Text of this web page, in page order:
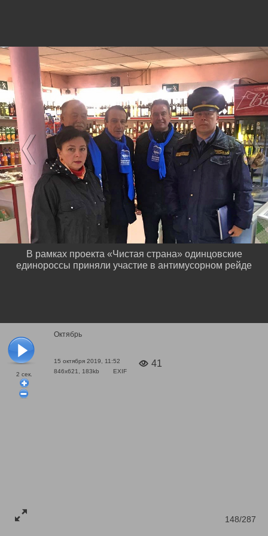
2 сек.
Октябрь
15 октября 2019, 11:52
846x621, 183kb
EXIF
41
148/287
В рамках проекта «Чистая страна» одинцовские
единороссы приняли участие в антимусорном рейде